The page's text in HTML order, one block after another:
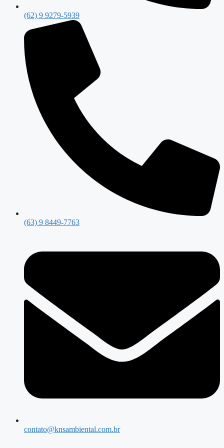
(62) 9 9279-5939
(63) 9 8449-7763
contato@knsambiental.com.br